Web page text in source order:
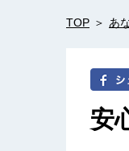
TOP あ
安